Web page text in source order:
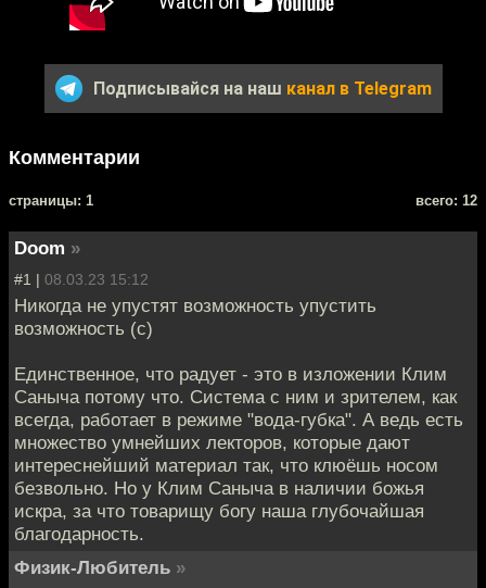
Подписывайся на наш канал в Telegram
Комментарии
cтраницы: 1 всего: 12
Doom »
#1 | 08.03.23 15:12
Никогда не упустят возможность упустить
возможность (с)
Единственное, что радует - это в изложении Клим
Саныча потому что. Система с ним и зрителем, как
всегда, работает в режиме "вода-губка". А ведь есть
множество умнейших лекторов, которые дают
интереснейший материал так, что клюёшь носом
безвольно. Но у Клим Саныча в наличии божья
искра, за что товарищу богу наша глубочайшая
благодарность.
Физик-Любитель »